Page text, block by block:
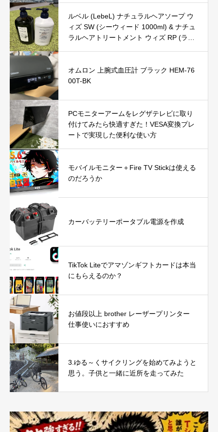
ルベル (LebeL) ナチュラルヘアソープ ウ
ィズ SW (シーウィード 1000ml) & ナチュ
ラルヘアトリートメント ウィズ RP (ライ
オムロン 上腕式血圧計 ブラック HEM-76
00T-BK
PCモニターアームをレグザテレビに取り
付けてみたら快適すぎた！VESA変換プレ
ートで実現した便利な使い方
モバイルモニター＋Fire TV Stickは使える
のだろうか
カーバッテリーポータブル電源を作成
TikTok Liteでアマゾンギフトカードは本当
にもらえるのか？
お値段以上 brother レーザープリンター
仕事使いにおすすめ
3.ゆる～くサイクリングを始めてみようと
思う。子供と一緒に近所を走ってみた